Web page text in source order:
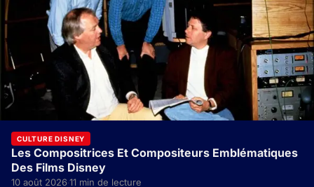
CULTURE DISNEY
Les Compositrices Et Compositeurs Emblématiques
Des Films Disney
10 août 2026·11 min de lecture